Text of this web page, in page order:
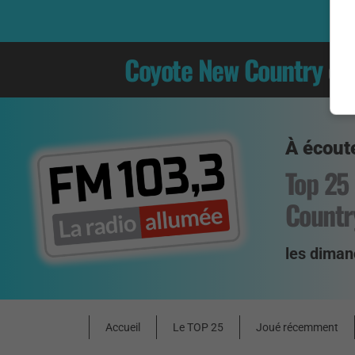
Coyote New Country
À
Top
les
Accueil Le TOP 25 Joué récemment